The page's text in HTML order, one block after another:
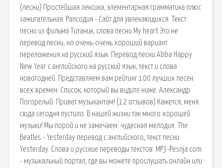
(песни) Простейшая лексика, элементарная грамматика плюс
зажигательная. Рапсодия - Сайт для увлекающихся. Текст
песни из фильма Титаник, слова песни My heart Это не
перевод песни, но очень-очень хороший вариант
переложения на русский язык. Перевод песни Abba Happy
New Year с английского на русский язык, текст и слова
новогодней. Представляем вам рейтинг 100 лучших песен
всех времен. Список, который вы видите ниже. Александр
Погорелый: Привет музыкантам! (12 отзывов) Кажется, меня
сюда сегодня пустило. В нашей жизни так много хорошей
музыки! Мы порой и не замечаем: чудесная мелодия. The
Beatles - Yesterday перевод с английского, текст песни
Yesterday. Слова и русские переводы текстов. MP3-Pesnja.com
- музыкальный портал, где вы можете прослушать онлайн или